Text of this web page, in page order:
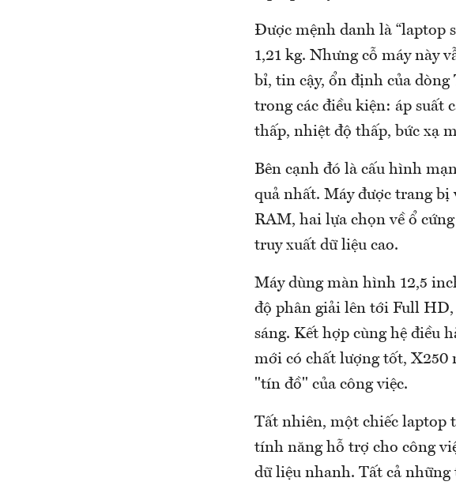
Được mệnh danh là “laptop
1,21 kg. Nhưng cỗ máy này
bỉ, tin cậy, ổn định của
trong các điều kiện: áp suất
thấp, nhiệt độ thấp, bức xạ
Bên cạnh đó là cấu hình
quả nhất. Máy được trang
RAM, hai lựa chọn về ổ
truy xuất dữ liệu cao.
Máy dùng màn hình 12,5
độ phân giải lên tới Full
sáng. Kết hợp cùng hệ điều
mới có chất lượng tốt, X250
"tín đồ" của công việc.
Tất nhiên, một chiếc laptop
tính năng hỗ trợ cho công
dữ liệu nhanh. Tất cả